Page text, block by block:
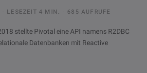
LESEZEIT 4 MIN. 685 AUFRUFE
stellte Pivotal eine API namens R2DBC
Datenbanken mit Reactive